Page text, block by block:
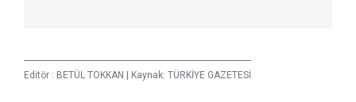
Editör : BETÜL TOKKAN Kaynak: TÜRKİYE GAZETESİ